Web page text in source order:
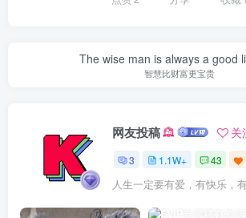
The wise man is always a good
智慧比财富更宝贵
网友投稿 关
3 1.1W+ 43
人生一定要有爱，有快乐，